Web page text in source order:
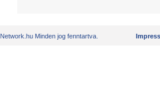
Minden jog fenntartva.